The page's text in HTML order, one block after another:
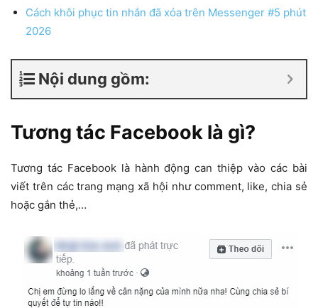
Cách khôi phục tin nhắn đã xóa trên Messenger #5 phút
2026
Nội dung gồm:
Tương tác Facebook là gì?
Tương tác Facebook là hành động can thiệp vào các bài
viết trên các trang mạng xã hội như comment, like, chia sẻ
hoặc gắn thẻ,…